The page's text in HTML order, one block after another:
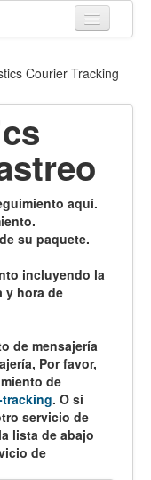
Courier Tracking
aquí.
su paquete.
incluyendo la
y hora de
de mensajería
Por favor,
de
. O si
servicio de
lista de abajo
de